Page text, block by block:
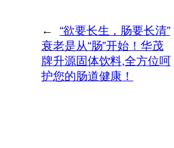
←
“欲要长生，肠要长清”
衰老是从“肠”开始！华茂
牌升源固体饮料,全方位呵
护您的肠道健康！